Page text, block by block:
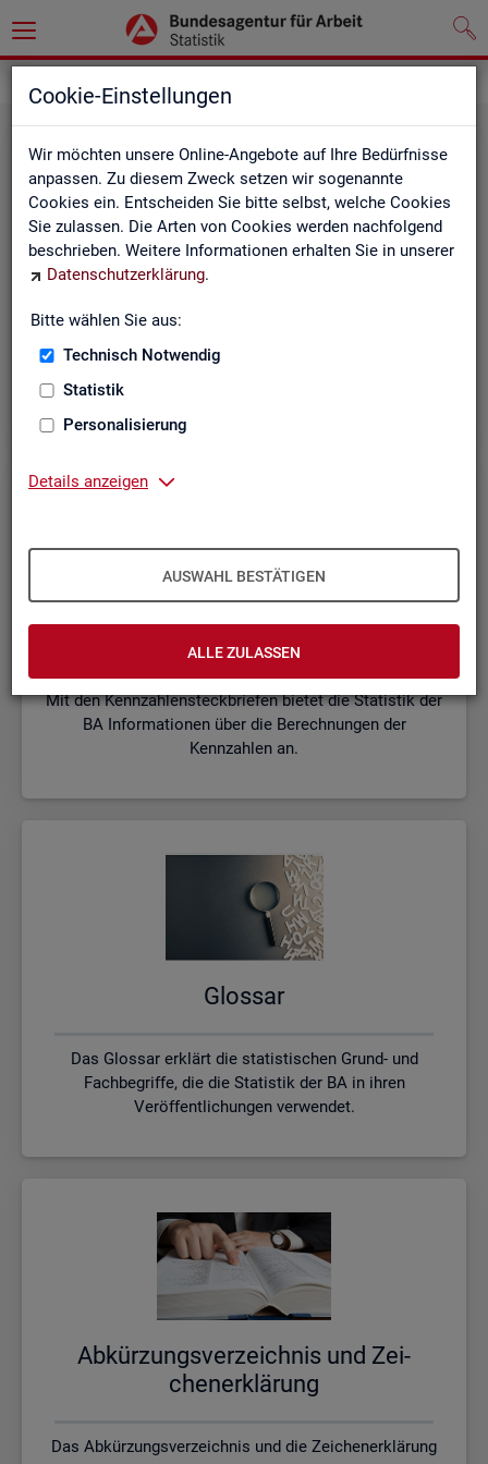
Cookie-Einstellungen
Wir möchten unsere Online-Angebote auf Ihre Bedürfnisse
anpassen. Zu diesem Zweck setzen wir sogenannte
Cookies ein. Entscheiden Sie bitte selbst, welche Cookies
Sie zulassen. Die Arten von Cookies werden nachfolgend
beschrieben. Weitere Informationen erhalten Sie in unserer
Datenschutzerklärung.
Bitte wählen Sie aus:
Technisch Notwendig
Statistik
Personalisierung
Details anzeigen
AUSWAHL BESTÄTIGEN
ALLE ZULASSEN
Die Kurzinformationen geben einen schnellen Überblick
über die Fachstatistiken der Statistik der BA.
Mit den Kennzahlensteckbriefen bietet die Statistik der
BA Informationen über die Berechnungen der
Kennzahlen an.
Glos­sar
Das Glossar erklärt die statistischen Grund- und
Fachbegriffe, die die Statistik der BA in ihren
Veröffentlichungen verwendet.
Ab­kür­zungs­ver­zeich­nis und Zei­
chen­er­klä­rung
Das Abkürzungsverzeichnis und die Zeichenerklärung